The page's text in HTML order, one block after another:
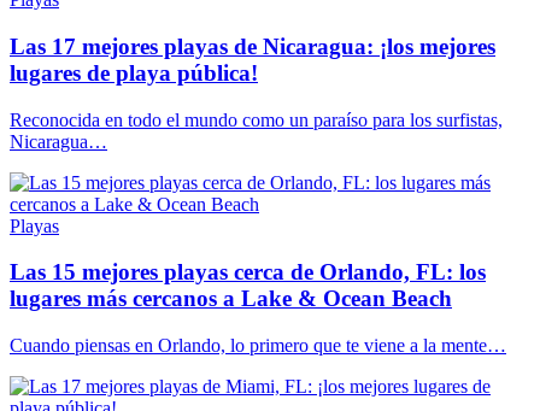
Las 17 mejores playas de Nicaragua: ¡los mejores
lugares de playa pública!
Reconocida en todo el mundo como un paraíso para los surfistas,
Nicaragua…
Playas
Las 15 mejores playas cerca de Orlando, FL: los
lugares más cercanos a Lake & Ocean Beach
Cuando piensas en Orlando, lo primero que te viene a la mente…